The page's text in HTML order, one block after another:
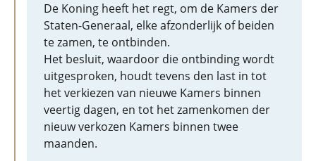
De Koning heeft het regt, om de Kamers der
Staten-Generaal, elke afzonderlijk of beiden
te zamen, te ontbinden.
Het besluit, waardoor die ontbinding wordt
uitgesproken, houdt tevens den last in tot
het verkiezen van nieuwe Kamers binnen
veertig dagen, en tot het zamenkomen der
nieuw verkozen Kamers binnen twee
maanden.